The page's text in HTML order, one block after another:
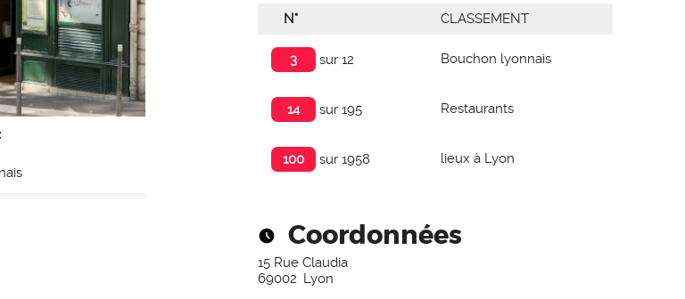
noté 2.5 /5
Bouchon lyonnais
N° CLASSEMENT
3 sur 12 Bouchon lyonnais
14 sur 195 Restaurants
100 sur 1958 lieux à Lyon
Coordonnées
15 Rue Claudia
69002 Lyon